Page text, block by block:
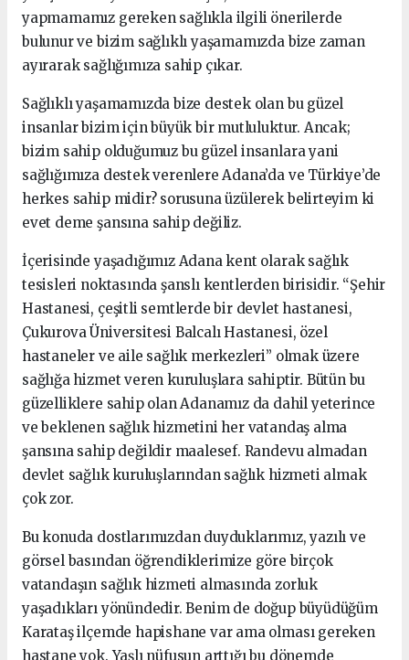
yapmamamız gereken sağlıkla ilgili önerilerde
bulunur ve bizim sağlıklı yaşamamızda bize zaman
ayırarak sağlığımıza sahip çıkar.
Sağlıklı yaşamamızda bize destek olan bu güzel
insanlar bizim için büyük bir mutluluktur. Ancak;
bizim sahip olduğumuz bu güzel insanlara yani
sağlığımıza destek verenlere Adana’da ve Türkiye’de
herkes sahip midir? sorusuna üzülerek belirteyim ki
evet deme şansına sahip değiliz.
İçerisinde yaşadığımız Adana kent olarak sağlık
tesisleri noktasında şanslı kentlerden birisidir. “Şehir
Hastanesi, çeşitli semtlerde bir devlet hastanesi,
Çukurova Üniversitesi Balcalı Hastanesi, özel
hastaneler ve aile sağlık merkezleri” olmak üzere
sağlığa hizmet veren kuruluşlara sahiptir. Bütün bu
güzelliklere sahip olan Adanamız da dahil yeterince
ve beklenen sağlık hizmetini her vatandaş alma
şansına sahip değildir maalesef. Randevu almadan
devlet sağlık kuruluşlarından sağlık hizmeti almak
çok zor.
Bu konuda dostlarımızdan duyduklarımız, yazılı ve
görsel basından öğrendiklerimize göre birçok
vatandaşın sağlık hizmeti almasında zorluk
yaşadıkları yönündedir. Benim de doğup büyüdüğüm
Karataş ilçemde hapishane var ama olması gereken
hastane yok. Yaşlı nüfusun arttığı bu dönemde